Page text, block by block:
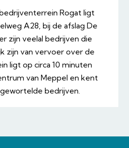
Rogat ligt
A28, bij de afslag De
zijn veelal bedrijven die
zijn van vervoer over de
ligt op circa 10 minuten
van Meppel en kent
bedrijven.